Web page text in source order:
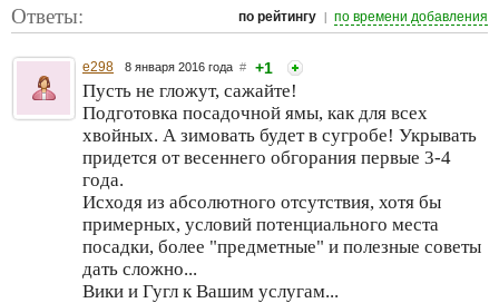
Ответы: по рейтингу | по времени добавления
e298 8 января 2016 года # +1
Пусть не гложут, сажайте!
Подготовка посадочной ямы, как для всех
хвойных. А зимовать будет в сугробе! Укрывать
придется от весеннего обгорания первые 3-4
года.
Исходя из абсолютного отсутствия, хотя бы
примерных, условий потенциального места
посадки, более "предметные" и полезные советы
дать сложно...
Вики и Гугл к Вашим услугам...